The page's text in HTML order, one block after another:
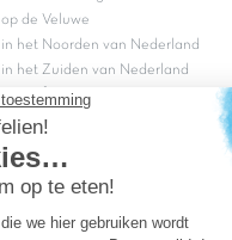
de Veluwe
het Noorden van Nederland
het Zuiden van Nederland
Capfun 2026 ©
solliciteren
vragen